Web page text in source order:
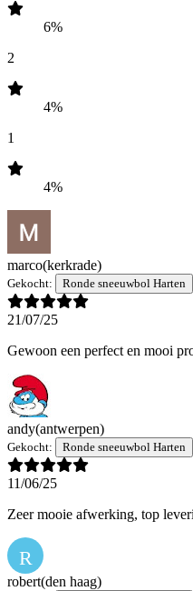
6%
2
4%
1
4%
marco(kerkrade)
Gekocht: Ronde sneeuwbol Harten
21/07/25
Gewoon een perfect en mooi
andy(antwerpen)
Gekocht: Ronde sneeuwbol Harten
11/06/25
Zeer mooie afwerking, top
R
robert(den haag)